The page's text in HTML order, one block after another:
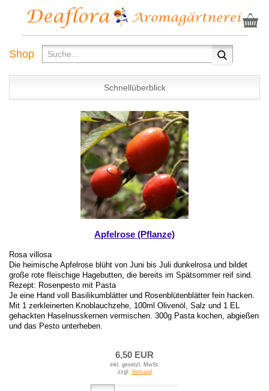
Shop
Schnellüberblick
Apfelrose (Pflanze)
Rosa villosa
Die heimische Apfelrose blüht von Juni bis Juli dunkelrosa und bildet
große rote fleischige Hagebutten, die bereits im Spätsommer reif sind.
Rezept: Rosenpesto mit Pasta
Je eine Hand voll Basilikumblätter und Rosenblütenblätter fein hacken.
Mit 1 zerkleinerten Knoblauchzehe, 100ml Olivenöl, Salz und 1 EL
gehackten Haselnusskernen vermischen. 300g Pasta kochen, abgießen
und das Pesto unterheben.
6,50 EUR
inkl. gesetzl. MwSt.
zzgl. Versand